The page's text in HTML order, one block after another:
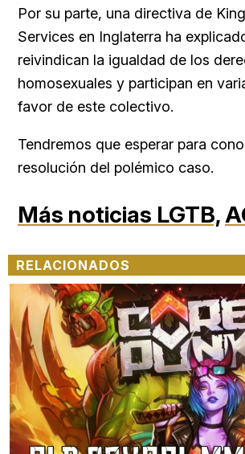
Por su parte, una directiva de
Services en Inglaterra ha
reivindican la igualdad de los
homosexuales y participan en
favor de este colectivo.
Tendremos que esperar para
resolución del polémico caso.
Más noticias LGTB,
RELACIONADOS